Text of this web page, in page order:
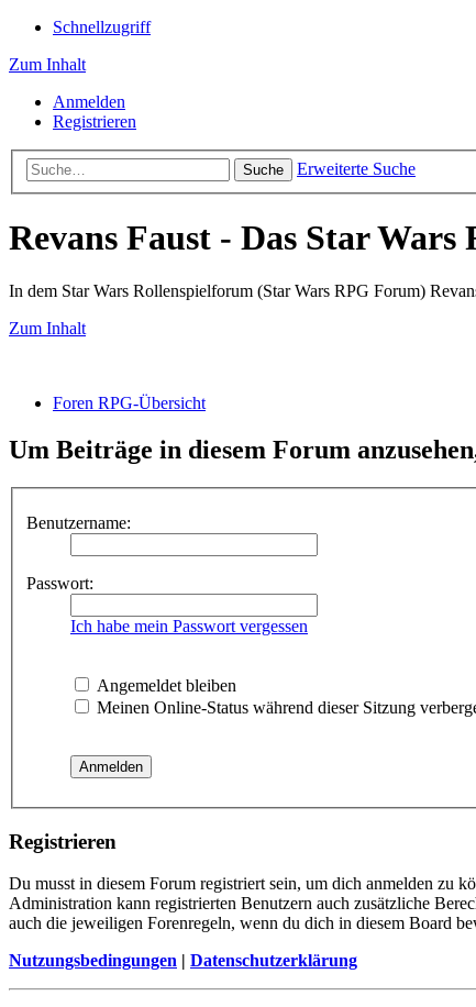
Schnellzugriff
Zum Inhalt
Anmelden
Registrieren
Suche Erweiterte Suche
Revans Faust - Das Star
In dem Star Wars Rollenspielforum (Star Wars RPG Forum)
Zum Inhalt
Foren RPG-Übersicht
Um Beiträge in diesem Forum
Benutzername:
Passwort:
Ich habe mein Passwort vergessen
Angemeldet bleiben
Meinen Online-Status während dieser Sitzung
Registrieren
Du musst in diesem Forum registriert sein, um dich anmelden zu
Administration kann registrierten Benutzern auch zusätzliche
auch die jeweiligen Forenregeln, wenn du dich in diesem Board
Nutzungsbedingungen | Datenschutzerklärung